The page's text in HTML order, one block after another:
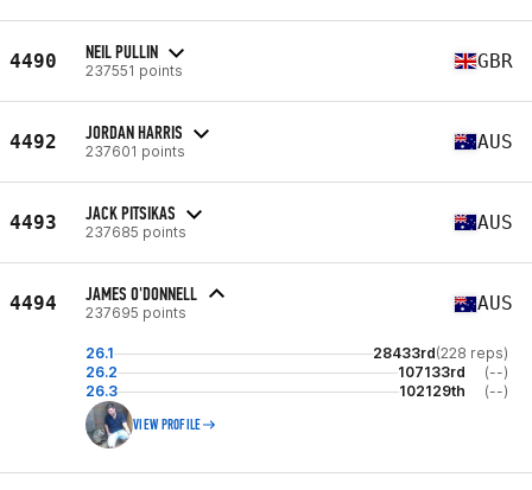
4490 NEIL PULLIN
237551 points GBR
4492 JORDAN HARRIS
237601 points AUS
4493 JACK PITSIKAS
237685 points AUS
4494 JAMES O'DONNELL
237695 points AUS
26.1 28433rd(228 reps)
26.2
107133rd
(--)
26.3
102129th (--)
VIEW PROFILE